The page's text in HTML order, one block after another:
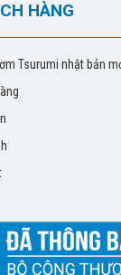
HÀNG
Tsurumi nhật bản